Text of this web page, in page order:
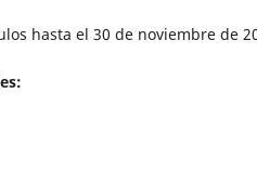
hasta el 30 de noviembre de